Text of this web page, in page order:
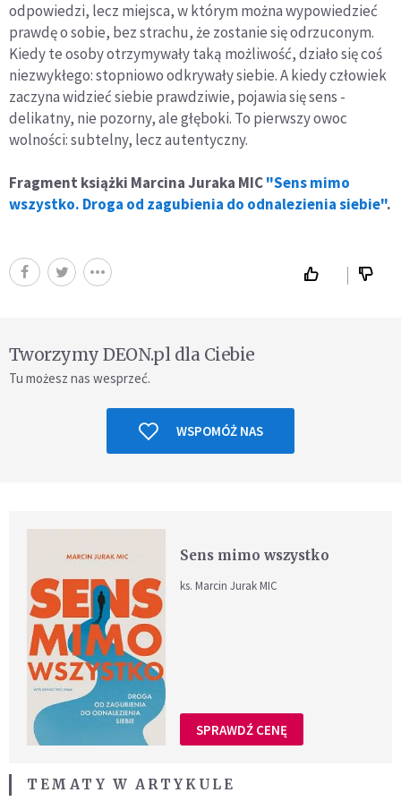
odpowiedzi, lecz miejsca, w którym można wypowiedzieć
prawdę o sobie, bez strachu, że zostanie się odrzuconym.
Kiedy te osoby otrzymywały taką możliwość, działo się coś
niezwykłego: stopniowo odkrywały siebie. A kiedy człowiek
zaczyna wi­dzieć siebie prawdziwie, pojawia się sens -
delikatny, nie­ pozorny, ale głęboki. To pierwszy owoc
wolności: subtelny, lecz autentyczny.
Fragment książki Marcina Juraka MIC"Sens mimo
wszystko. Droga od zagubienia do odnalezienia siebie".
Tworzymy DEON.pl dla Ciebie
Tu możesz nas wesprzeć.
WSPOMÓŻ NAS
Sens mimo wszystko
ks. Marcin Jurak MIC
SPRAWDŹ CENĘ
TEMATY W ARTYKULE